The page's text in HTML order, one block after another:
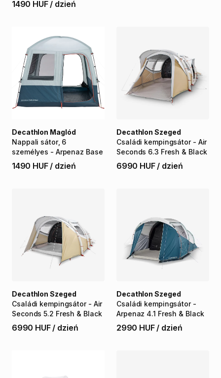
1490 HUF / dzień
Nappali sátor​,​ 6
személyes - Arpenaz Base
Decathlon Maglód
1490 HUF / dzień
Családi kempingsátor - Air
Seconds 6.3 Fresh & Black
Decathlon Szeged
6990 HUF / dzień
Családi kempingsátor - Air
Seconds 5.2 Fresh & Black
Decathlon Szeged
6990 HUF / dzień
Családi kempingsátor -
Arpenaz 4.1 Fresh & Black
Decathlon Szeged
2990 HUF / dzień